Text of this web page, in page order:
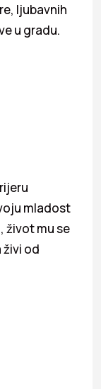
ljubavnih
u gradu.
mladost
život mu se
od